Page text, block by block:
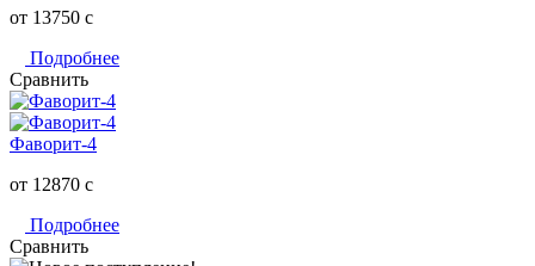
от 13750 c
Подробнее
Сравнить
Фаворит-4
от 12870 c
Подробнее
Сравнить